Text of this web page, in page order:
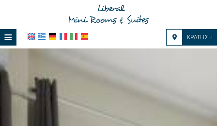
≡ ΚΡΆΤΗΣΗ
ΤΟΠΟΘΕΣΊΑ
ΠΑΡΟΧΈΣ